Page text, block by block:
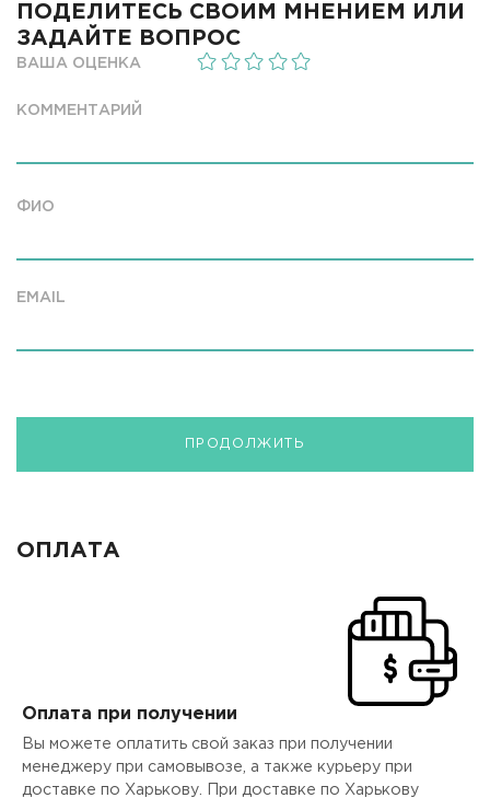
ПОДЕЛИТЕСЬ СВОИМ МНЕНИЕМ ИЛИ
ЗАДАЙТЕ ВОПРОС
ВАША ОЦЕНКА
КОММЕНТАРИЙ
ФИО
EMAIL
ПРОДОЛЖИТЬ
ОПЛАТА
Оплата при получении
Вы можете оплатить свой заказ при получении
менеджеру при самовывозе, а также курьеру при
доставке по Харькову. При доставке по Харькову